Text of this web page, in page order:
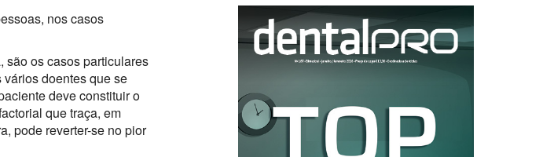
nos casos
são os casos particulares
doentes que se
deve constituir o
que traça, em
pode reverter-se no pior